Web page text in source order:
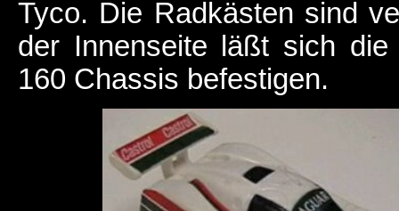
Tyco. Die Radkästen sind
der Innenseite läßt sich
160 Chassis befestigen.